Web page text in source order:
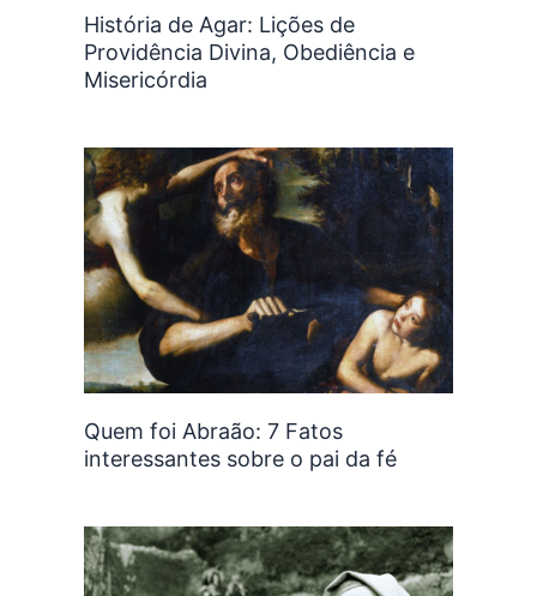
História de Agar: Lições de
Providência Divina, Obediência e
Misericórdia
Quem foi Abraão: 7 Fatos
interessantes sobre o pai da fé